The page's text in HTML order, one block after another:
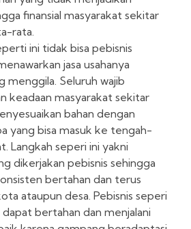
finansial masyarakat sekitar
rata.
ini tidak bisa pebisnis
jasa usahanya
menggila. Seluruh wajib
keadaan masyarakat sekitar
bahan dengan
yang bisa masuk ke tengah-
Langkah seperi ini yakni
dikerjakan pebisnis sehingga
bertahan dan terus
ataupun desa. Pebisnis seperi
bertahan dan menjalani